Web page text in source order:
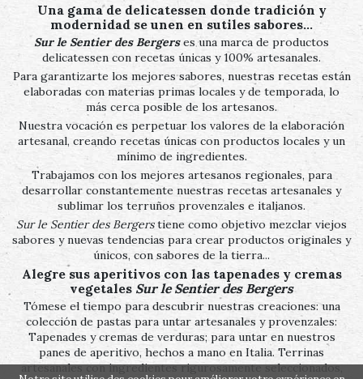
Una gama de delicatessen donde tradición y
modernidad se unen en sutiles sabores…
Sur le Sentier des Bergerses una marca de productos
delicatessen con recetas únicas y 100% artesanales.
Para garantizarte los mejores sabores, nuestras recetas están
elaboradas con materias primas locales y de temporada, lo
más cerca posible de los artesanos.
Nuestra vocación es perpetuar los valores de la elaboración
artesanal, creando recetas únicas con productos locales y un
mínimo de ingredientes.
Trabajamos con los mejores artesanos regionales, para
desarrollar constantemente nuestras recetas artesanales y
sublimar los terruños provenzales e italianos.
Sur le Sentier des Bergerstiene como objetivo mezclar viejos
sabores y nuevas tendencias para crear productos originales y
únicos, con sabores de la tierra...
Alegre sus aperitivos con las tapenades y cremas
vegetales Sur le Sentier des Bergers
Tómese el tiempo para descubrir nuestras creaciones: una
colección de pastas para untar artesanales y provenzales:
Tapenades y cremas de verduras; para untar en nuestros
panes de aperitivo, hechos a mano en Italia. Terrinas
artesanales con ingredientes rigurosamente seleccionados,